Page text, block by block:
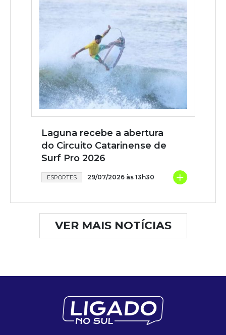
Laguna recebe a abertura
do Circuito Catarinense de
Surf Pro 2026
ESPORTES 29/07/2026 às 13h30 +
VER MAIS NOTÍCIAS